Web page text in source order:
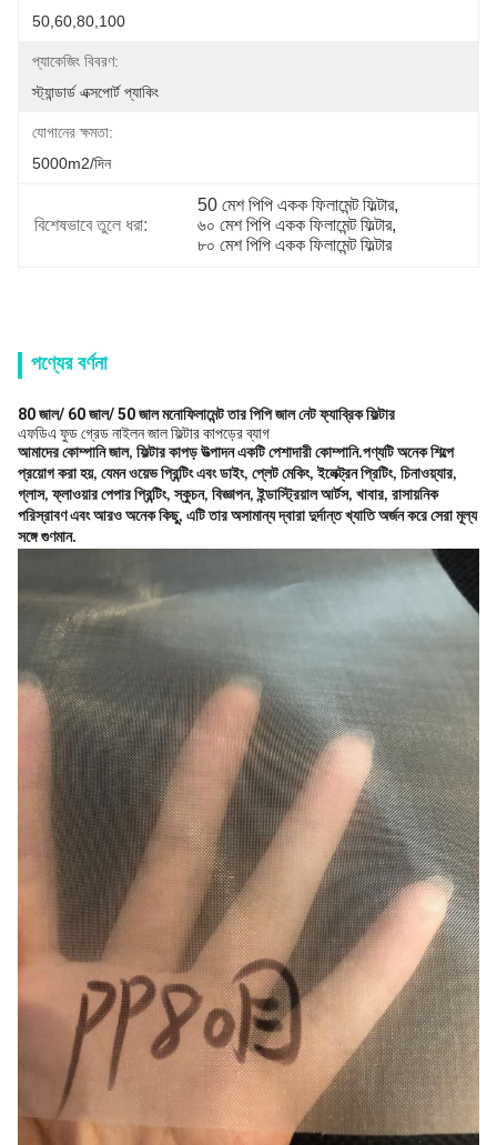
50,60,80,100
প্যাকেজিং বিবরণ:
স্ট্যান্ডার্ড এক্সপোর্ট প্যাকিং
যোগানের ক্ষমতা:
5000m2/দিন
বিশেষভাবে তুলে ধরা:
50 মেশ পিপি একক ফিলামেন্ট ফিল্টার,
৬০ মেশ পিপি একক ফিলামেন্ট ফিল্টার,
৮০ মেশ পিপি একক ফিলামেন্ট ফিল্টার
পণ্যের বর্ণনা
80 জাল/ 60 জাল/ 50 জাল মনোফিলামেন্ট তার পিপি জাল নেট ফ্যাব্রিক ফিল্টার
এফডিএ ফুড গ্রেড নাইলন জাল ফিল্টার কাপড়ের ব্যাগ
আমাদের কোম্পানি জাল, ফিল্টার কাপড় উত্পাদন একটি পেশাদারী কোম্পানি.পণ্যটি অনেক শিল্পে
প্রয়োগ করা হয়, যেমন ওয়েভ প্রিন্টিং এবং ডাইং, প্লেট মেকিং, ইলেক্ট্রন প্রিটিং, চিনাওয়্যার,
গ্লাস, ফ্লাওয়ার পেপার প্রিন্টিং, স্কুচন, বিজ্ঞাপন, ইন্ডাস্ট্রিয়াল আর্টস, খাবার, রাসায়নিক
পরিস্রাবণ এবং আরও অনেক কিছু, এটি তার অসামান্য দ্বারা দুর্দান্ত খ্যাতি অর্জন করে সেরা মূল্য
সঙ্গে গুণমান.